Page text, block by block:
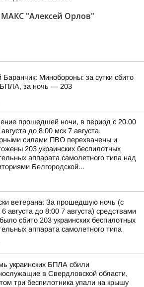
МАКС "Алексей Орлов"
Минобороны: за сутки сбито
БПЛА, за ночь — 203
прошедшей ночи, в период с 20.00
до 8.00 мск 7 августа,
силами ПВО перехвачены и
203 украинских беспилотных
аппарата самолетного типа над
Белгородской...
ветерана: За прошедшую ночь (с
6 августа до 8:00 7 августа) средствами
сбито 203 украинских беспилотных
аппарата самолетного типа
украинских БПЛА сбили
в Свердловской области,
три беспилотника упали на крышу